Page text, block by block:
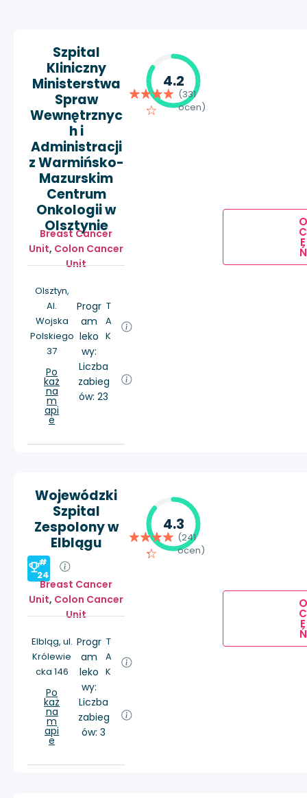
Szpital
Kliniczny
Ministerstwa
Spraw
Wewnętrznyc
h i
Administracji
z Warmińsko-
Mazurskim
Centrum
Onkologii w
Olsztynie
Breast Cancer
Unit, Colon Cancer
Unit
Olsztyn,
Al.
Wojska
Polskiego
37
Po
każ
na
m
api
e
Progr
am
leko
wy:
T
A
K
Liczba
zabieg
ów: 23
4.2
(331
ocen)
O
C
E
Ń
Wojewódzki
Szpital
Zespolony w
Elblągu
#
24
Breast Cancer
Unit, Colon Cancer
Unit
Elbląg, ul.
Królewie
cka 146
Po
każ
na
m
api
e
Progr
am
leko
wy:
T
A
K
Liczba
zabieg
ów: 3
4.3
(241
ocen)
O
C
E
Ń